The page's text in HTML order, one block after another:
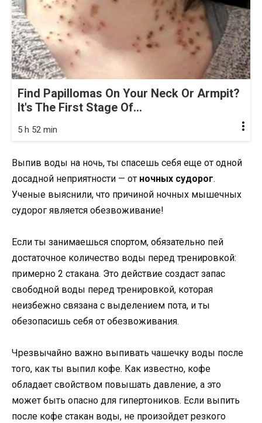
Find Papillomas On Your Neck Or Armpit?
It's The First Stage Of...
5 h 52 min
Выпив воды на ночь, ты спасешь себя еще от одной
досадной неприятности — от ночных судорог.
Ученые выяснили, что причиной ночных мышечных
судорог является обезвоживание!
Если ты занимаешься спортом, обязательно пей
достаточное количество воды перед тренировкой:
примерно 2 стакана. Это действие создаст запас
свободной воды перед тренировкой, которая
неизбежно связана с выделением пота, и ты
обезопасишь себя от обезвоживания.
Чрезвычайно важно выпивать чашечку воды после
того, как ты выпил кофе. Как известно, кофе
обладает свойством повышать давление, а это
может быть опасно для гипертоников. Если выпить
после кофе стакан воды, не произойдет резкого